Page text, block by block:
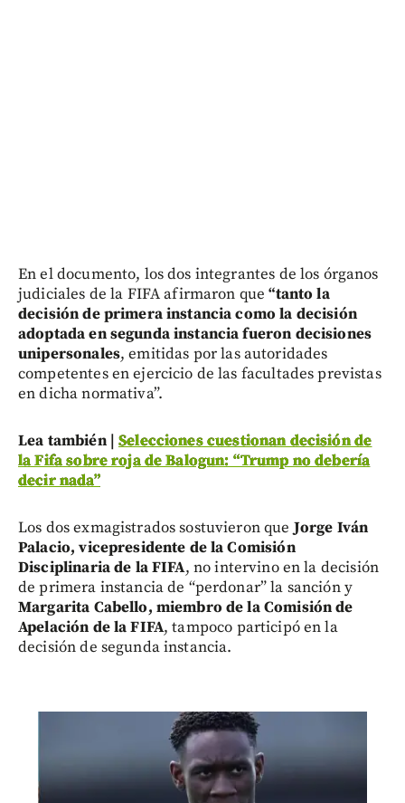
En el documento, los dos integrantes de los órganos
judiciales de la FIFA afirmaron que“tanto la
decisión de primera instancia como la decisión
adoptada en segunda instancia fueron decisiones
unipersonales, emitidas por las autoridades
competentes en ejercicio de las facultades previstas
en dicha normativa”.
Lea también |Selecciones cuestionan decisión de
la Fifa sobre roja de Balogun: “Trump no debería
decir nada”
Los dos exmagistrados sostuvieron que Jorge Iván
Palacio, vicepresidente de la Comisión
Disciplinaria de la FIFA, no intervino en la decisión
de primera instancia de “perdonar” la sanción y
Margarita Cabello, miembro de la Comisión de
Apelación de la FIFA, tampoco participó en la
decisión de segunda instancia.